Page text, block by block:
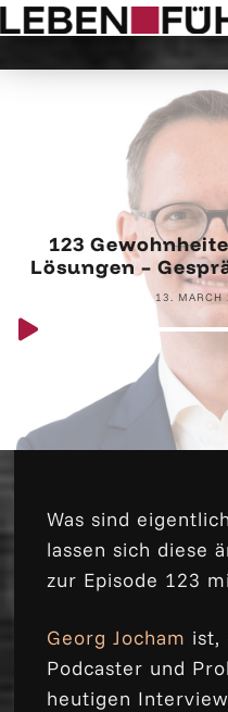
123
Lösungen –
13. MARCH
Audio
Player
Was sind
lassen sich diese
zur Episode 123
Georg Jocham ist,
Podcaster und
heutigen